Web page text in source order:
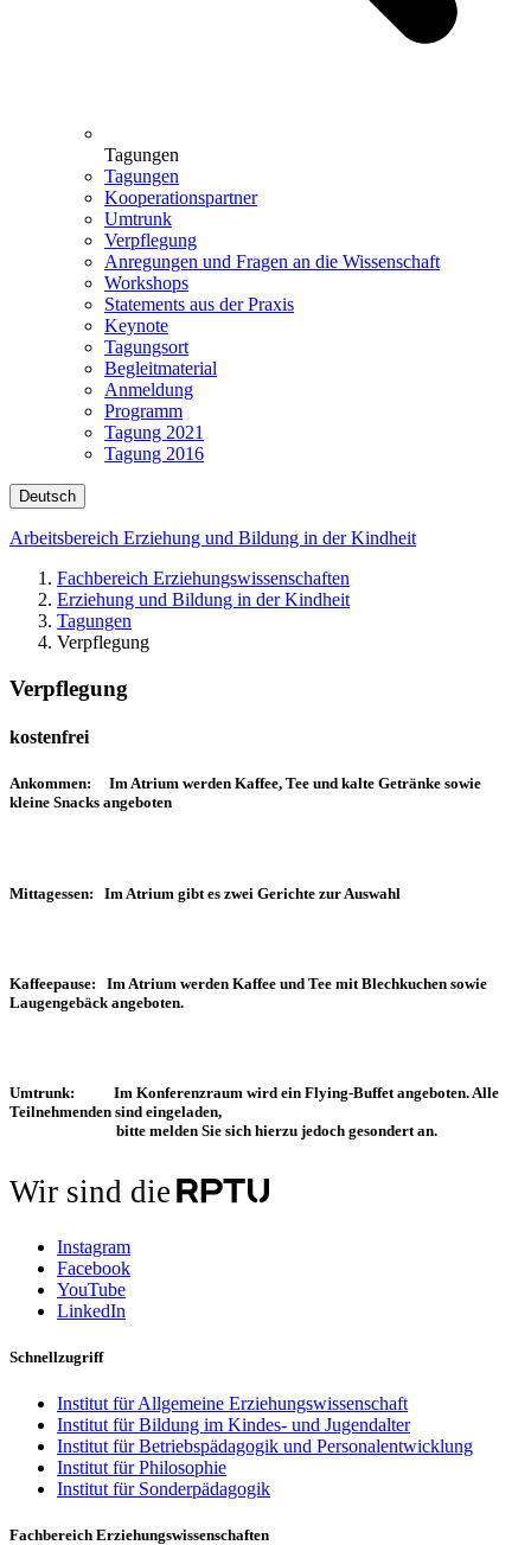
Tagungen
Tagungen
Kooperationspartner
Umtrunk
Verpflegung
Anregungen und Fragen an die Wissenschaft
Workshops
Statements aus der Praxis
Keynote
Tagungsort
Begleitmaterial
Anmeldung
Programm
Tagung 2021
Tagung 2016
Deutsch
Arbeitsbereich Erziehung und Bildung in der Kindheit
Fachbereich Erziehungswissenschaften
Erziehung und Bildung in der Kindheit
Tagungen
Verpflegung
Verpflegung
kostenfrei
Ankommen: Im Atrium werden Kaffee, Tee und kalte Getränke sowie
kleine Snacks angeboten
Mittagessen: Im Atrium gibt es zwei Gerichte zur Auswahl
Kaffeepause: Im Atrium werden Kaffee und Tee mit Blechkuchen sowie
Laugengebäck angeboten.
Umtrunk: Im Konferenzraum wird ein Flying-Buffet angeboten. Alle
Teilnehmenden sind eingeladen,
bitte melden Sie sich hierzu jedoch gesondert an.
Wir sind die
Instagram
Facebook
YouTube
LinkedIn
Schnellzugriff
Institut für Allgemeine Erziehungswissenschaft
Institut für Bildung im Kindes- und Jugendalter
Institut für Betriebspädagogik und Personalentwicklung
Institut für Philosophie
Institut für Sonderpädagogik
Fachbereich Erziehungswissenschaften